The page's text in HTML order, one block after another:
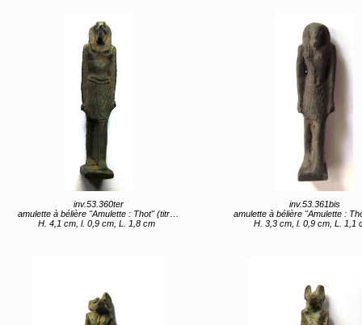
inv.53.360ter
amulette à bélière "Amulette : Thot" (titre d'usage)
H. 4,1 cm, l. 0,9 cm, L. 1,8 cm
inv.53.361bis
amulette à bélière "Amulette : Thot" (titre
H. 3,3 cm, l. 0,9 cm, L. 1,1